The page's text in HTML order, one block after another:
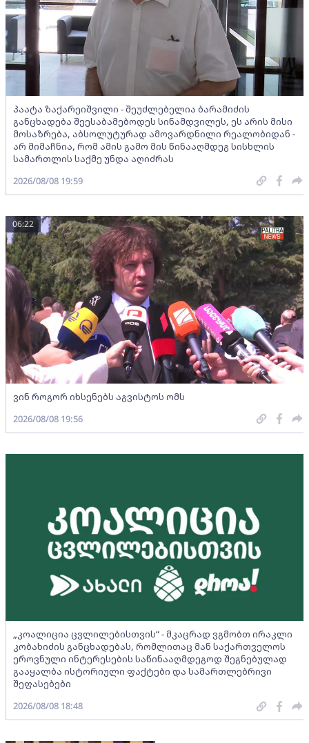
პაატა ზაქარეიშვილი - შეუძლებელია ბარამიძის
განცხადება შეესაბამებოდეს სინამდვილეს, ეს არის მისი
მოსაზრება, აბსოლუტურად ამოვარდნილი რეალობიდან -
არ მიმაჩნია, რომ ამის გამო მის წინააღმდეგ სისხლის
სამართლის საქმე უნდა აღიძრას
2026/08/08 19:59
ვინ როგორ იხსენებს აგვისტოს ომს
06:22
2026/08/08 19:56
„კოალიცია ცვლილებისთვის“ - მკაცრად ვგმობთ ირაკლი
კობახიძის განცხადებას, რომლითაც მან საქართველოს
ეროვნული ინტერესების საწინააღმდეგოდ შეგნებულად
გააყალბა ისტორიული ფაქტები და სამართლებრივი
შეფასებები
2026/08/08 18:48